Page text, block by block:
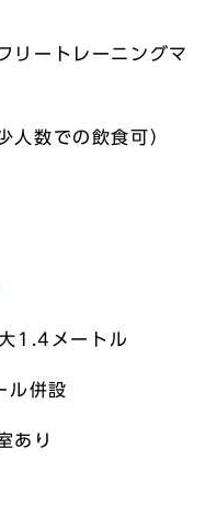
リートレーニングマ
人数での飲食可）
1.4メートル
ル併設
あり